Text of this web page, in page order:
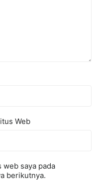
Web
web saya pada
berikutnya.